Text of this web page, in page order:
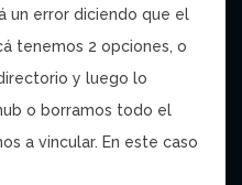
un error diciendo que el
tenemos 2 opciones, o
y luego lo
o borramos todo el
a vincular. En este caso